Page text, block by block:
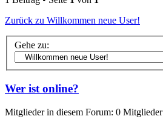
Zurück zu Willkommen neue User!
Gehe zu:
Wer ist online?
Mitglieder in diesem Forum: 0 Mitglieder